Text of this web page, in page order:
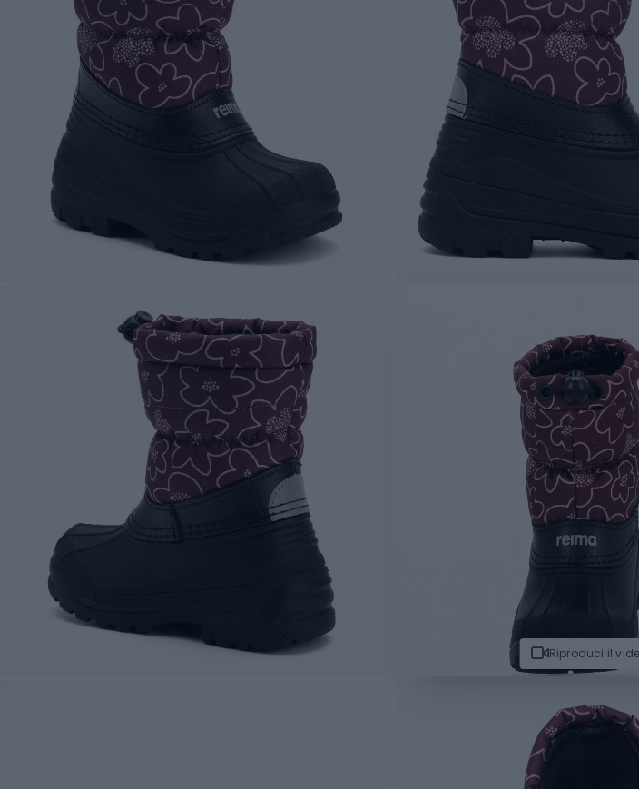
Riproduci il